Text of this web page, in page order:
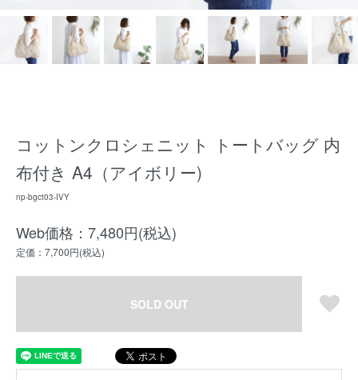
コットンクロシェニット トートバッグ 内
布付き A4（アイボリー)
np-bgct03-IVY
Web価格：7,480円(税込)
定価：7,700円(税込)
SOLD OUT